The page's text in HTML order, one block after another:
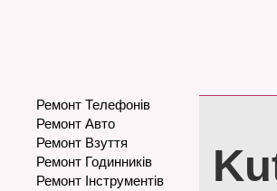
Ремонт Телефонів
Ремонт Авто
Ремонт Взуття
Ремонт Годинників
Ремонт Інструментів